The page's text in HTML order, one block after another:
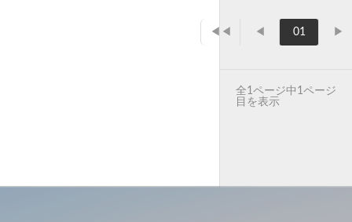
◀◀ ◀ 01 ▶
全1ページ中1ページ
目を表示